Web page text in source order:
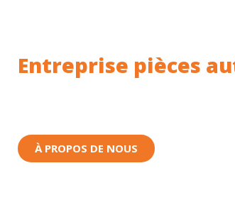
Entreprise pièces
À PROPOS DE NOUS